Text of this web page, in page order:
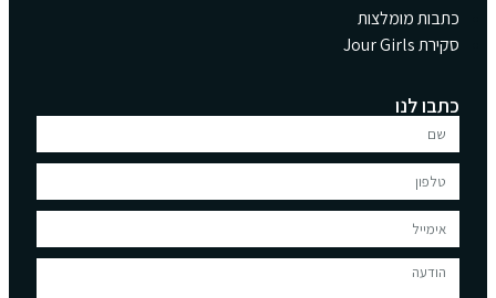
כתבות מומלצות
סקירת Jour Girls
כתבו לנו